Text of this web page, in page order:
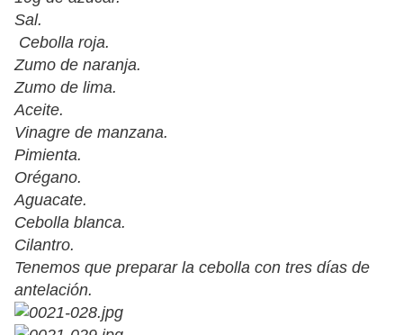
Sal.
Cebolla roja.
Zumo de naranja.
Zumo de lima.
Aceite.
Vinagre de manzana.
Pimienta.
Orégano.
Aguacate.
Cebolla blanca.
Cilantro.
Tenemos que preparar la cebolla con tres días de
antelación.